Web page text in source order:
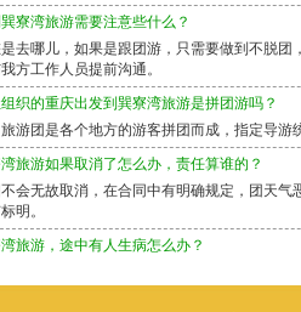
寮湾旅游需要注意些什么？
去哪儿，如果是跟团游，只需要做到不脱
方工作人员提前沟通。
织的重庆出发到巽寮湾旅游是拼团游吗？
游团是各个地方的游客拼团而成，指定导游
旅游如果取消了怎么办，责任算谁的？
会无故取消，在合同中有明确规定，团天
明。
旅游，途中有人生病怎么办？